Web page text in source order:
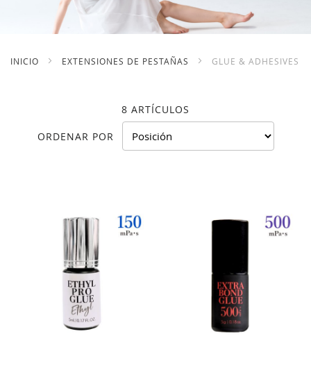
INICIO EXTENSIONES DE PESTAÑAS GLUE & ADHESIVES
8 ARTÍCULOS
ORDENAR POR